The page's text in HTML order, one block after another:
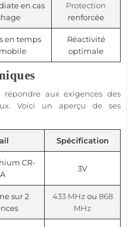
en cas
Protection
renforcée
en temps
Réactivité
optimale
aux exigences des
Voici un aperçu de ses
Spécification
CR-
3V
sur 2
433 MHz ou 868
MHz